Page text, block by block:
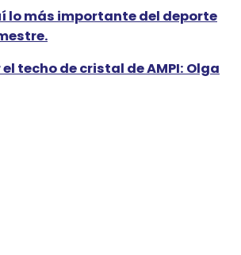
lo más importante del deporte
techo de cristal de AMPI: Olga